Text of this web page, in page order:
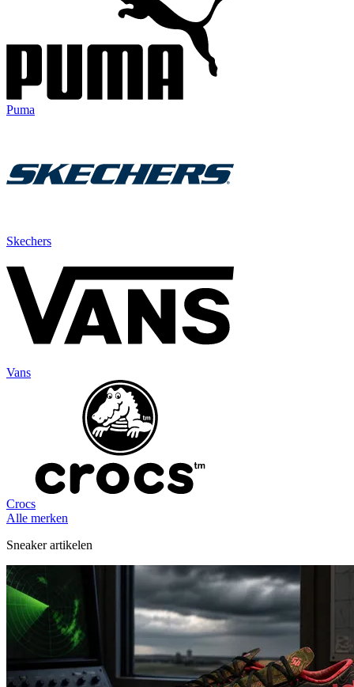
Puma
Skechers
Vans
Crocs
Alle merken
Sneaker artikelen